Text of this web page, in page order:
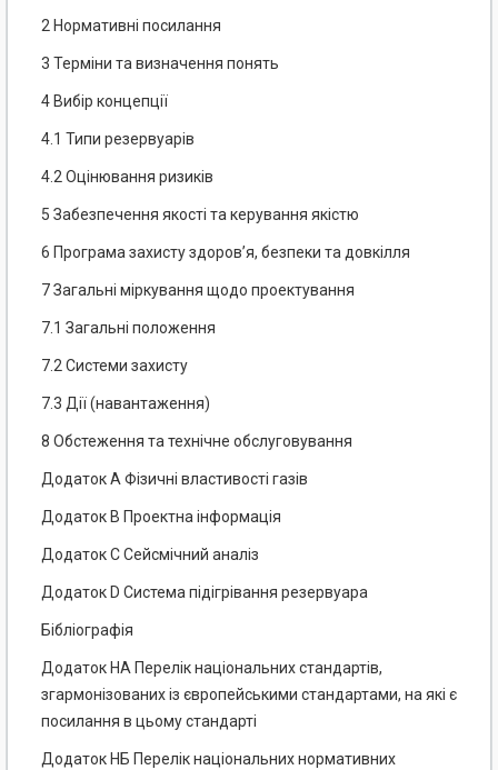
2 Нормативні посилання
3 Терміни та визначення понять
4 Вибір концепції
4.1 Типи резервуарів
4.2 Оцінювання ризиків
5 Забезпечення якості та керування якістю
6 Програма захисту здоров’я, безпеки та довкілля
7 Загальні міркування щодо проектування
7.1 Загальні положення
7.2 Системи захисту
7.3 Дії (навантаження)
8 Обстеження та технічне обслуговування
Додаток А Фізичні властивості газів
Додаток В Проектна інформація
Додаток С Сейсмічний аналіз
Додаток D Система підігрівання резервуара
Бібліографія
Додаток НА Перелік національних стандартів,
згармонізованих із європейськими стандартами, на які є
посилання в цьому стандарті
Додаток НБ Перелік національних нормативних